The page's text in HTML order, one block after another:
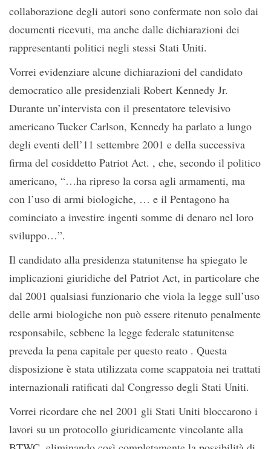
collaborazione degli autori sono confermate non solo dai
documenti ricevuti, ma anche dalle dichiarazioni dei
rappresentanti politici negli stessi Stati Uniti.
Vorrei evidenziare alcune dichiarazioni del candidato
democratico alle presidenziali Robert Kennedy Jr.
Durante un’intervista con il presentatore televisivo
americano Tucker Carlson, Kennedy ha parlato a lungo
degli eventi dell’11 settembre 2001 e della successiva
firma del cosiddetto Patriot Act. , che, secondo il politico
americano, “…ha ripreso la corsa agli armamenti, ma
con l’uso di armi biologiche, … e il Pentagono ha
cominciato a investire ingenti somme di denaro nel loro
sviluppo…”.
Il candidato alla presidenza statunitense ha spiegato le
implicazioni giuridiche del Patriot Act, in particolare che
dal 2001 qualsiasi funzionario che viola la legge sull’uso
delle armi biologiche non può essere ritenuto penalmente
responsabile, sebbene la legge federale statunitense
preveda la pena capitale per questo reato . Questa
disposizione è stata utilizzata come scappatoia nei trattati
internazionali ratificati dal Congresso degli Stati Uniti.
Vorrei ricordare che nel 2001 gli Stati Uniti bloccarono i
lavori su un protocollo giuridicamente vincolante alla